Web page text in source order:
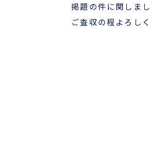
国際物流でお
よくあるご
航路・エリア
掲題の件に関しま
ご査収の程よろし